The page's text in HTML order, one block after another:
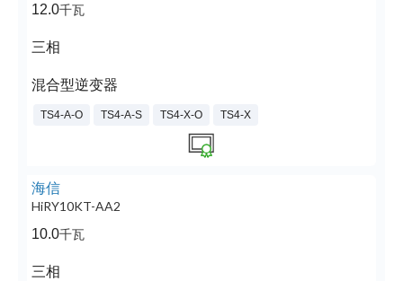
12.0千瓦
三相
混合型逆变器
TS4-A-O TS4-A-S TS4-X-O TS4-X
海信
HiRY10KT-AA2
10.0千瓦
三相